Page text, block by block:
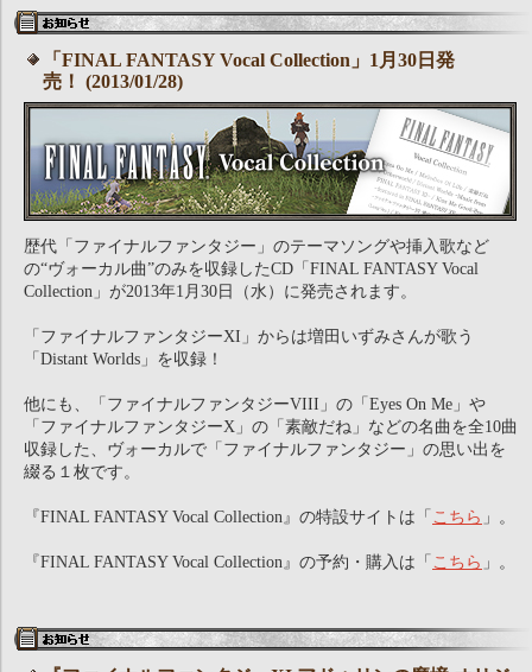
「FINAL FANTASY Vocal Collection」1月30日発
売！ (2013/01/28)
歴代「ファイナルファンタジー」のテーマソングや挿入歌など
の“ヴォーカル曲”のみを収録したCD「FINAL FANTASY Vocal
Collection」が2013年1月30日（水）に発売されます。
「ファイナルファンタジーXI」からは増田いずみさんが歌う
「Distant Worlds」を収録！
他にも、「ファイナルファンタジーVIII」の「Eyes On Me」や
「ファイナルファンタジーX」の「素敵だね」などの名曲を全10曲
収録した、ヴォーカルで「ファイナルファンタジー」の思い出を
綴る１枚です。
『FINAL FANTASY Vocal Collection』の特設サイトは「 こちら 」。
『FINAL FANTASY Vocal Collection』の予約・購入は「 こちら 」。